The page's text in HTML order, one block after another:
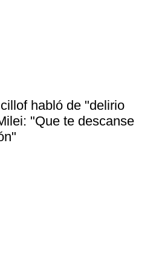
habló de "delirio
"Que te descanse